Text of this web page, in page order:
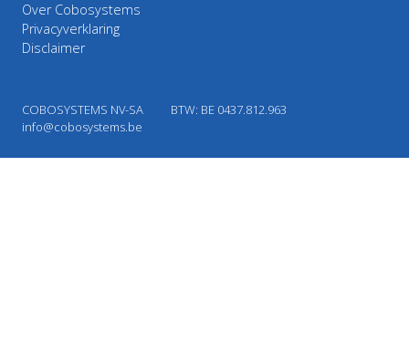
Over Cobosystems
Privacyverklaring
Disclaimer
COBOSYSTEMS NV-SA
BTW: BE 0437.812.963
info@cobosystems.be